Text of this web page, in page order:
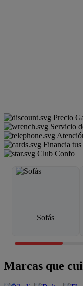
Precio
Servicio
Financia
Club Confo
Sofás
Marcas que